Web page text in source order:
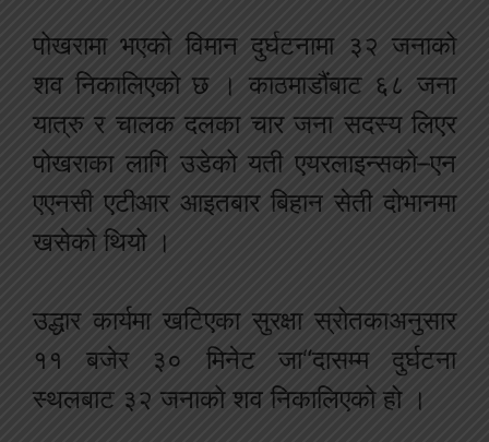
पोखरामा भएको विमान दुर्घटनामा ३२ जनाको
शव निकालिएको छ । काठमाडौंबाट ६८ जना
यात्रु र चालक दलका चार जना सदस्य लिएर
पोखराका लागि उडेको यती एयरलाइन्सको–एन
एएनसी एटीआर आइतबार बिहान सेती दोभानमा
खसेको थियो ।
उद्धार कार्यमा खटिएका सुरक्षा स्रोतकाअनुसार
११ बजेर ३० मिनेट जा“दासम्म दुर्घटना
स्थलबाट ३२ जनाको शव निकालिएको हो ।